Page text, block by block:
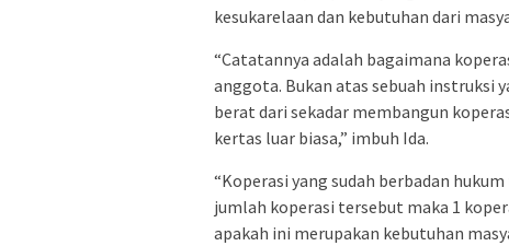
kesukarelaan dan kebutuhan dari
“Catatannya adalah bagaimana
anggota. Bukan atas sebuah instruksi
berat dari sekadar membangun
kertas luar biasa,” imbuh Ida.
“Koperasi yang sudah berbadan
jumlah koperasi tersebut maka 1
apakah ini merupakan kebutuhan